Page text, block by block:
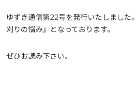
ゆずき通信第22号を発行いたしました
刈りの悩み』となっております。
ぜひお読み下さい。